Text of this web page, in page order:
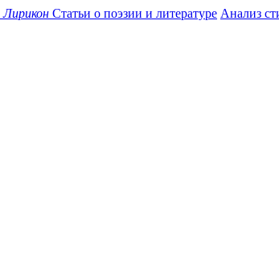
Лирикон Статьи о поэзии и литературе Анализ